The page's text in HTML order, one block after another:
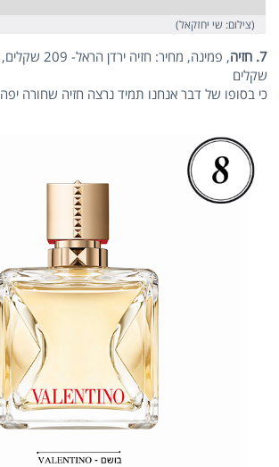
(צילום: שי יחזקאל)
7. חזיה
שקלים
כי בסופו של דבר אנחנו תמיד נרצה חזיה שחורה יפה